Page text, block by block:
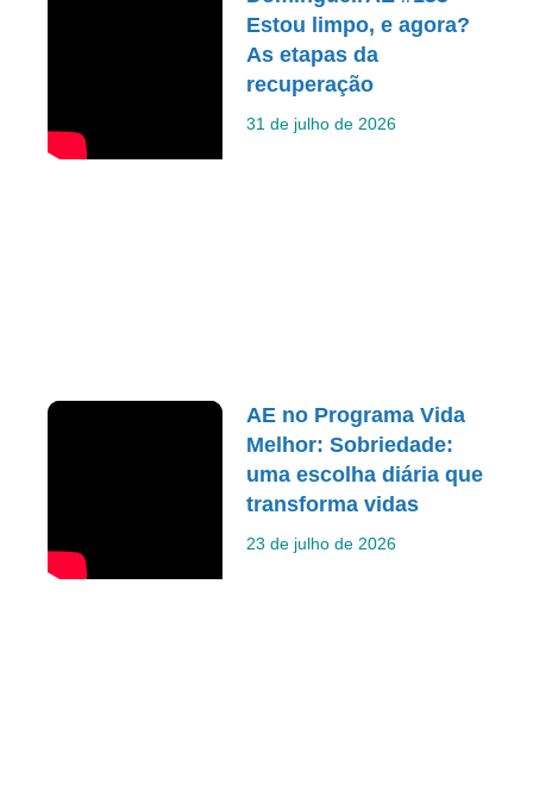
Estou limpo, e agora?
As etapas da
recuperação
31 de julho de 2026
AE no Programa Vida
Melhor: Sobriedade:
uma escolha diária que
transforma vidas
23 de julho de 2026